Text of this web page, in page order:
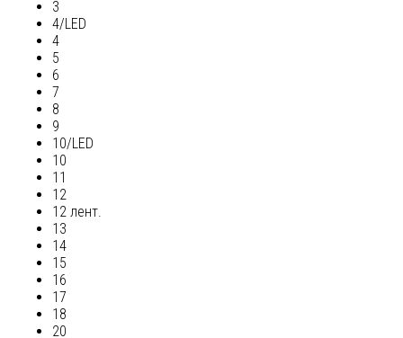
3
4/LED
4
5
6
7
8
9
10/LED
10
11
12
12 лент.
13
14
15
16
17
18
20